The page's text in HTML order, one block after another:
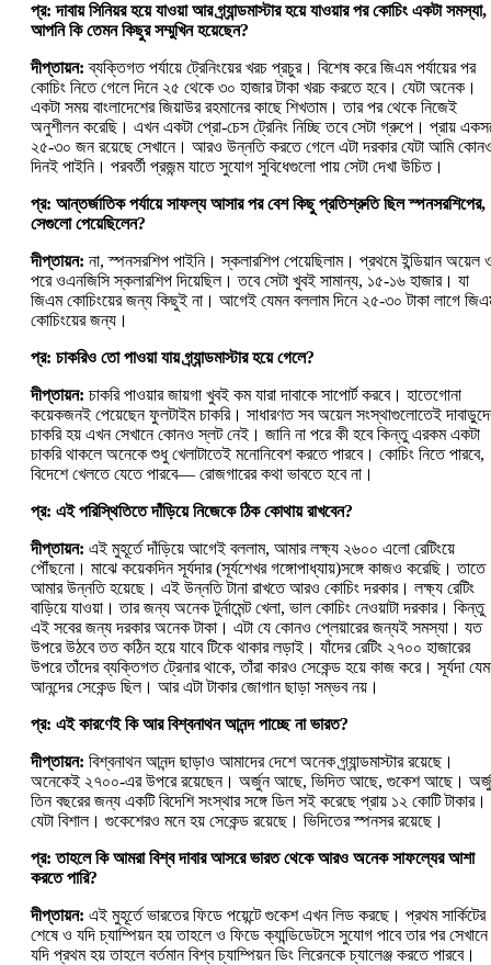
প্র: দাবায় সিনিয়র হয়ে যাওয়া আর গ্র্যান্ডমাস্টার হয়ে যাওয়ার পর কোচিং একটা সমস্যা,
আপনি কি তেমন কিছুর সম্মুখিন হয়েছেন?
দীপ্তায়ন:ব্যক্তিগত পর্যায়ে ট্রেনিংয়ের খরচ প্রচুর। বিশেষ করে জিএম পর্যায়ের পর
কোচিং নিতে গেলে দিনে ২৫ থেকে ৩০ হাজার টাকা খরচ করতে হবে। যেটা অনেক।
একটা সময় বাংলাদেশের জিয়াউর রহমানের কাছে শিখতাম। তার পর থেকে নিজেই
অনুশীলন করেছি। এখন একটা প্রো-চেস ট্রেনিং নিচ্ছি তবে সেটা গ্রুপে। প্রায়
২৫-৩০ জন রয়েছে সেখানে। আরও উন্নতি করতে গেলে এটা দরকার যেটা আমি
দিনই পাইনি। পরবর্তী প্রজন্ম যাতে সুযোগ সুবিধেগুলো পায় সেটা দেখা উচিত।
প্র: আন্তর্জাতিক পর্যায়ে সাফল্য আসার পর বেশ কিছু প্রতিশ্রুতি ছিল স্পনসরশিপের,
সেগুলো পেয়েছিলেন?
দীপ্তায়ন: না, স্পনসরশিপ পাইনি। স্কলারশিপ পেয়েছিলাম। প্রথমে ইন্ডিয়ান অয়েল
পরে ওএনজিসি স্কলারশিপ দিয়েছিল। তবে সেটা খুবই সামান্য, ১৫-১৬ হাজার। যা
জিএম কোচিংয়ের জন্য কিছুই না। আগেই যেমন বললাম দিনে ২৫-৩০ টাকা লাগে
কোচিংয়ের জন্য।
প্র: চাকরিও তো পাওয়া যায় গ্র্যান্ডমাস্টার হয়ে গেলে?
দীপ্তায়ন: চাকরি পাওয়ার জায়গা খুবই কম যারা দাবাকে সাপোর্ট করবে। হাতেগোনা
কয়েকজনই পেয়েছেন ফুলটাইম চাকরি। সাধারণত সব অয়েল সংস্থাগুলোতেই
চাকরি হয় এখন সেখানে কোনও স্লট নেই। জানি না পরে কী হবে কিন্তু এরকম একটা
চাকরি থাকলে অনেকে শুধু খেলাটাতেই মনোনিবেশ করতে পারবে। কোচিং নিতে পারবে,
বিদেশে খেলতে যেতে পারবে— রোজগারের কথা ভাবতে হবে না।
প্র: এই পরিস্থিতিতে দাঁড়িয়ে নিজেকে ঠিক কোথায় রাখবেন?
দীপ্তায়ন: এই মুহূর্তে দাঁড়িয়ে আগেই বললাম, আমার লক্ষ্য ২৬০০ এলো রেটিংয়ে
পৌঁছনো। মাঝে কয়েকদিন সূর্যদার (সূর্যশেখর গঙ্গোপাধ্যায়)সঙ্গে কাজও করেছি। তাতে
আমার উন্নতি হয়েছে। এই উন্নতি টানা রাখতে আরও কোচিং দরকার। লক্ষ্য রেটিং
বাড়িয়ে যাওয়া। তার জন্য অনেক টুর্নামেন্ট খেলা, ভাল কোচিং নেওয়াটা দরকার। কিন্তু
এই সবের জন্য দরকার অনেক টাকা। এটা যে কোনও প্লেয়ারের জন্যই সমস্যা। যত
উপরে উঠবে তত কঠিন হয়ে যাবে টিকে থাকার লড়াই। যাঁদের রেটিং ২৭০০ হাজারের
উপরে তাঁদের ব্যক্তিগত ট্রেনার থাকে, তাঁরা কারও সেকেন্ড হয়ে কাজ করে। সূর্যদা
আনন্দের সেকেন্ড ছিল। আর এটা টাকার জোগান ছাড়া সম্ভব নয়।
প্র: এই কারণেই কি আর বিশ্বনাথন আনন্দ পাচ্ছে না ভারত?
দীপ্তায়ন: বিশ্বনাথন আনন্দ ছাড়াও আমাদের দেশে অনেক গ্র্যান্ডমাস্টার রয়েছে।
অনেকেই ২৭০০-এর উপরে রয়েছেন। অর্জুন আছে, ভিদিত আছে, গুকেশ আছে।
তিন বছরের জন্য একটি বিদেশি সংস্থার সঙ্গে ডিল সই করেছে প্রায় ১২ কোটি টাকার।
যেটা বিশাল। গুকেশেরও মনে হয় সেকেন্ড রয়েছে। ভিদিতের স্পনসর রয়েছে।
প্র: তাহলে কি আমরা বিশ্ব দাবার আসরে ভারত থেকে আরও অনেক সাফল্যের আশা
করতে পারি?
দীপ্তায়ন: এই মুহূর্তে ভারতের ফিডে পয়েন্টে গুকেশ এখন লিড করছে। প্রথম সার্কিটের
শেষে ও যদি চ্যাম্পিয়ন হয় তাহলে ও ফিডে ক্যান্ডিডেটসে সুযোগ পাবে তার পর সেখানে
যদি প্রথম হয় তাহলে বর্তমান বিশ্ব চ্যাম্পিয়ন ডিং লিরেনকে চ্যালেঞ্জ করতে পারবে।